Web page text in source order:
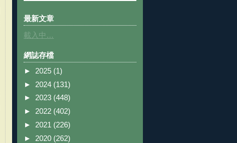
最新文章
載入中…
網誌存檔
► 2025 (1)
► 2024 (131)
► 2023 (448)
► 2022 (402)
► 2021 (226)
► 2020 (262)